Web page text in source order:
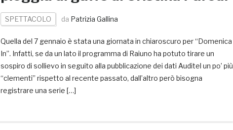
SPETTACOLO da Patrizia Gallina
Quella del 7 gennaio è stata una giornata in chiaroscuro per “Domenica
In”. Infatti, se da un lato il programma di Raiuno ha potuto tirare un
sospiro di sollievo in seguito alla pubblicazione dei dati Auditel un po’ più
“clementi” rispetto al recente passato, dall’altro però bisogna
registrare una serie […]